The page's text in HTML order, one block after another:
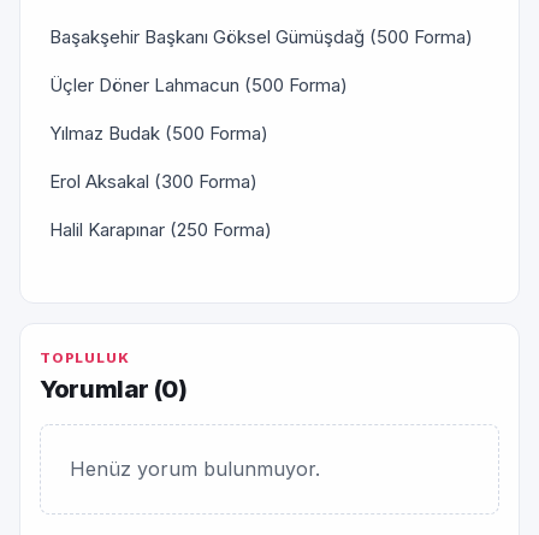
Başakşehir Başkanı Göksel Gümüşdağ (500 Forma)
Üçler Döner Lahmacun (500 Forma)
Yılmaz Budak (500 Forma)
Erol Aksakal (300 Forma)
Halil Karapınar (250 Forma)
TOPLULUK
Yorumlar (0)
Henüz yorum bulunmuyor.